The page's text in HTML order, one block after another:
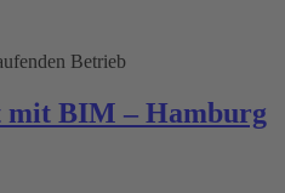
Betrieb
mit BIM – Hamburg